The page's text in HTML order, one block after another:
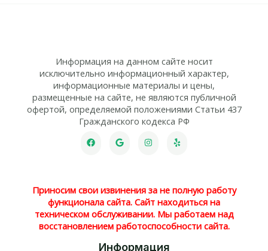
Информация на данном сайте носит
исключительно информационный характер,
информационные материалы и цены,
размещенные на сайте, не являются публичной
офертой, определяемой положениями Статьи 437
Гражданского кодекса РФ
Приносим свои извинения за не полную работу
функционала сайта. Сайт находиться на
техническом обслуживании. Мы работаем над
восстановлением работоспособности сайта.
Информация